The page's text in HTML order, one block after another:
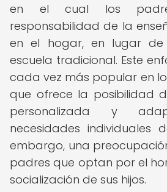
en el cual los
responsabilidad de la
en el hogar, en lugar de
escuela tradicional. Este
cada vez más popular en
que ofrece la posibilidad
personalizada y
necesidades individuales
embargo, una
padres que optan por el
socialización de sus hijos.